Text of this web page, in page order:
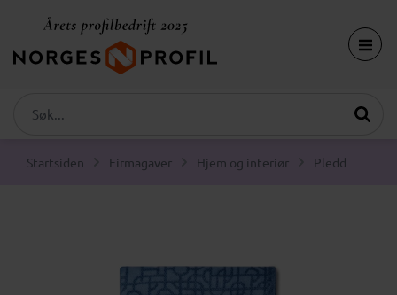
Startsiden Firmagaver Hjem og interiør Pledd